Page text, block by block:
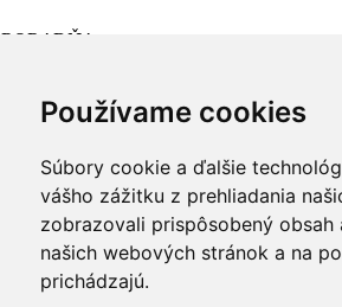
Používame cookies
Súbory cookie a ďalšie
vášho zážitku z prehliadania
zobrazovali prispôsobený obsah
našich webových stránok a na
prichádzajú.
PORADŇA
Ako nakupovať
Doprava a poštovné